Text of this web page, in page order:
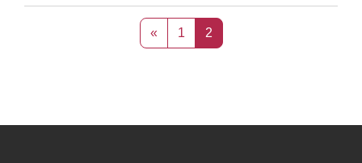
«Pagina precedente
1 Pagina 1
2Pagina 2